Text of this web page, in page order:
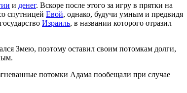
и денег. Вскоре после этого за игру в прятки на
спутницей Евой, однако, будучи умным и предвидя
Израиль, в названии которого отразил
Змею, поэтому оставил своим потомкам долги,
потомки Адама пообещали при случае